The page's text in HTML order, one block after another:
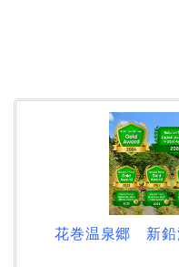
花巻温泉郷 新